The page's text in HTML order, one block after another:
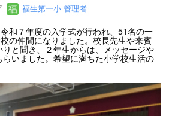
福生第一小 管理者
和７年度の入学式が行われ、51名の一
の仲間になりました。校長先生や来賓
と聞き、２年生からは、メッセージや
いました。希望に満ちた小学校生活の